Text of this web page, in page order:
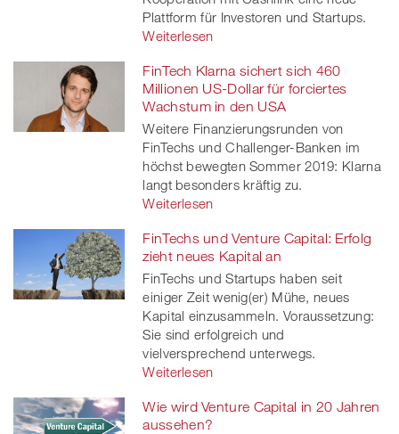
Plattform für Investoren und Startups.
Weiterlesen
FinTech Klarna sichert sich 460
Millionen US-Dollar für forciertes
Wachstum in den USA
Weitere Finanzierungsrunden von
FinTechs und Challenger-Banken im
höchst bewegten Sommer 2019: Klarna
langt besonders kräftig zu.
Weiterlesen
FinTechs und Venture Capital: Erfolg
zieht neues Kapital an
FinTechs und Startups haben seit
einiger Zeit wenig(er) Mühe, neues
Kapital einzusammeln. Voraussetzung:
Sie sind erfolgreich und
vielversprechend unterwegs.
Weiterlesen
Wie wird Venture Capital in 20 Jahren
aussehen?